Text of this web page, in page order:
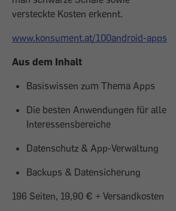
versteckte Kosten erkennt.
www.konsument.at/100android-apps
Aus dem Inhalt
Basiswissen zum Thema Apps
Die besten Anwendungen für alle
Interessensbereiche
Datenschutz & App-Verwaltung
Backups & Datensicherung
196 Seiten, 19,90 € + Versandkosten